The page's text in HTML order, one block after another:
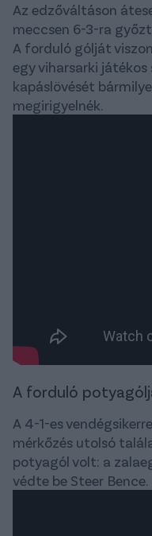
Az edzőváltáson
meccsen 6-3-ra
A forduló gólját
egy viharsarki játékos
kapáslövését
megirigyelnék.
A forduló
A 4-1-es
mérkőzés utolsó
potyagól volt: a
védte be Steer Bence.